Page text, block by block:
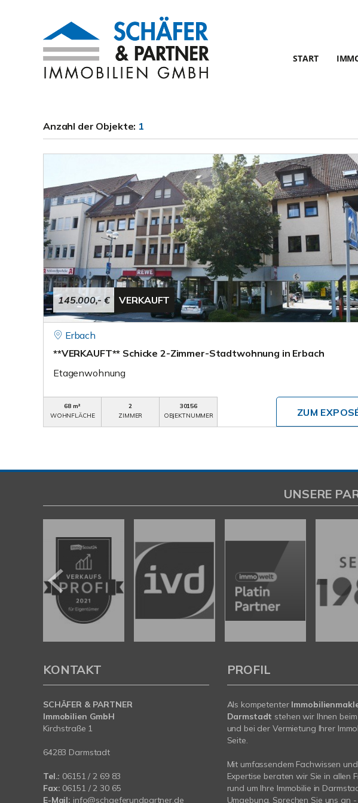
START
Anzahl der Objekte: 1
145.000,- € VERKAUFT
Erbach
**VERKAUFT** Schicke 2-Zimmer-Stadtwohnung in Erbach
Etagenwohnung
68 m²
WOHNFLÄCHE
2
ZIMMER
30156
OBJEKTNUMMER
ZUM
UNSERE
KONTAKT
SCHÄFER & PARTNER
Immobilien GmbH
Kirchstraße 1
64283 Darmstadt
Tel.: 06151 / 2 69 83
Fax: 06151 / 2 30 65
E-Mail: info@schaeferundpartner.de
PROFIL
Als kompetenter
Darmstadt stehen wir Ihnen
und bei der Vermietung Ihrer
Seite.
Mit umfassendem Fachwissen
Expertise beraten wir Sie in allen
rund um Ihre Immobilie in
Umgebung. Sprechen Sie uns an